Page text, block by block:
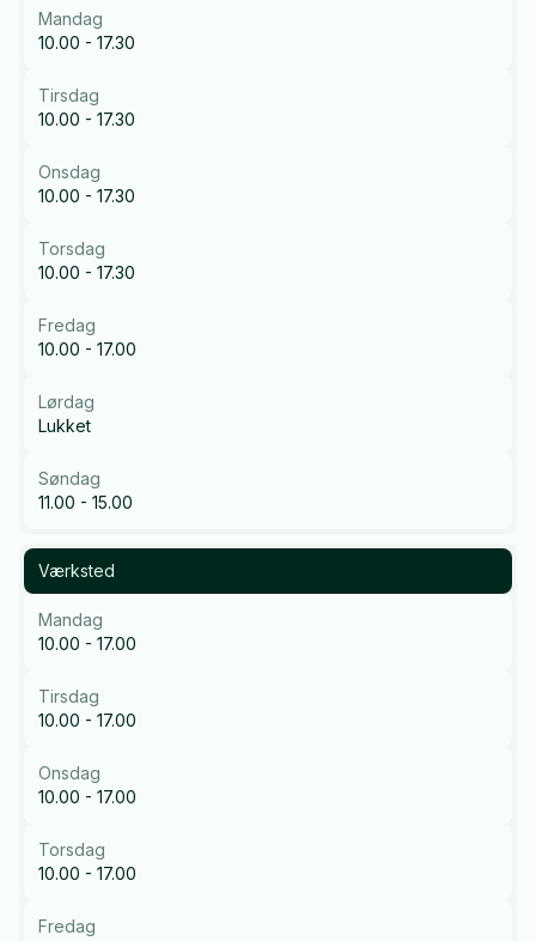
Mandag
10.00 - 17.30
Tirsdag
10.00 - 17.30
Onsdag
10.00 - 17.30
Torsdag
10.00 - 17.30
Fredag
10.00 - 17.00
Lørdag
Lukket
Søndag
11.00 - 15.00
Værksted
Mandag
10.00 - 17.00
Tirsdag
10.00 - 17.00
Onsdag
10.00 - 17.00
Torsdag
10.00 - 17.00
Fredag